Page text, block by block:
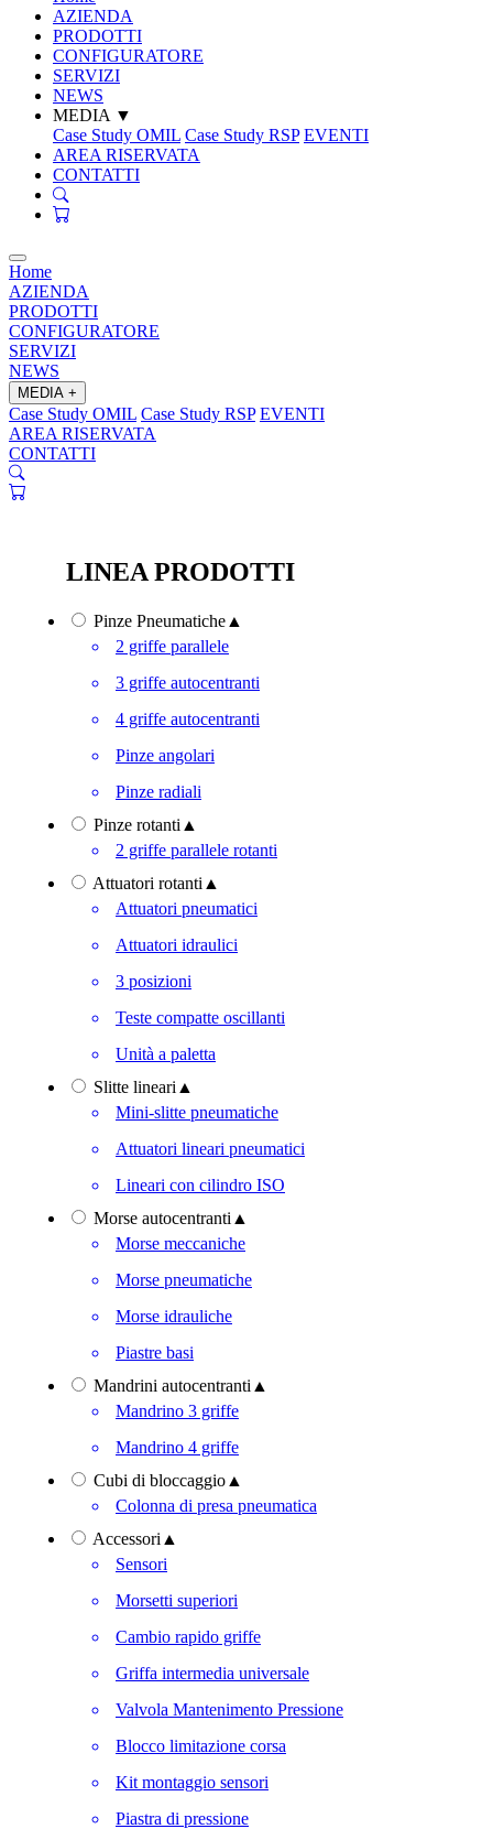
AZIENDA
PRODOTTI
CONFIGURATORE
SERVIZI
NEWS
MEDIA ▼
Case Study OMIL Case Study RSP EVENTI
AREA RISERVATA
CONTATTI
Home
AZIENDA
PRODOTTI
CONFIGURATORE
SERVIZI
NEWS
MEDIA +
Case Study OMIL Case Study RSP EVENTI
AREA RISERVATA
CONTATTI
LINEA PRODOTTI
Pinze Pneumatiche ▲
2 griffe parallele
3 griffe autocentranti
4 griffe autocentranti
Pinze angolari
Pinze radiali
Pinze rotanti ▲
2 griffe parallele rotanti
Attuatori rotanti ▲
Attuatori pneumatici
Attuatori idraulici
3 posizioni
Teste compatte oscillanti
Unità a paletta
Slitte lineari ▲
Mini-slitte pneumatiche
Attuatori lineari pneumatici
Lineari con cilindro ISO
Morse autocentranti ▲
Morse meccaniche
Morse pneumatiche
Morse idrauliche
Piastre basi
Mandrini autocentranti ▲
Mandrino 3 griffe
Mandrino 4 griffe
Cubi di bloccaggio ▲
Colonna di presa pneumatica
Accessori ▲
Sensori
Morsetti superiori
Cambio rapido griffe
Griffa intermedia universale
Valvola Mantenimento Pressione
Blocco limitazione corsa
Kit montaggio sensori
Piastra di pressione